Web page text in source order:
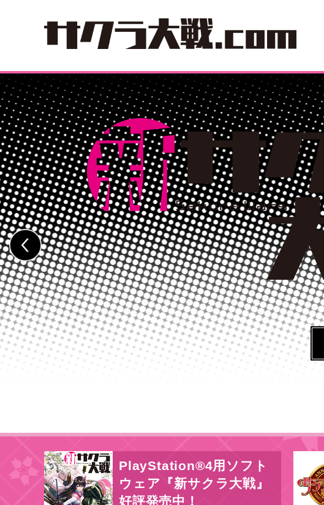
PlayStation®4用ソフト
ウェア『新サクラ大戦』
好評発売中！